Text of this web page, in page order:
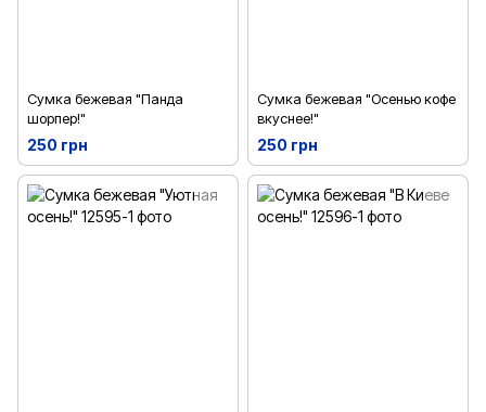
Сумка бежевая "Панда
шорпер!"
250 грн
Сумка бежевая "Осенью кофе
вкуснее!"
250 грн